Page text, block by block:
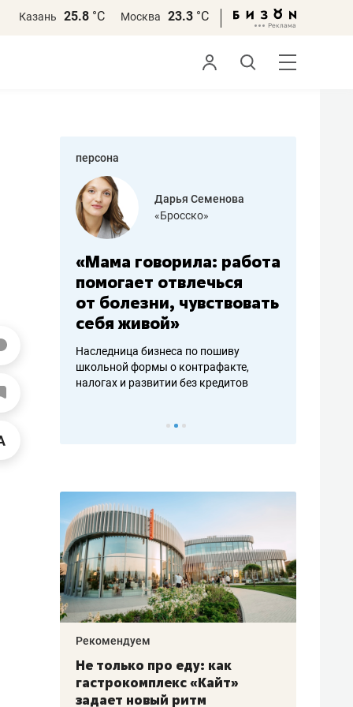
Казань 25.8 °С Москва 23.3 °С
персона
дотошных
мастеров
Дарья Семенова
«Бросско»
«Мама говорила: работа
помогает отвлечься
от болезни, чувствовать
себя живой»
Наследница бизнеса по пошиву
школьной формы о контрафакте,
налогах и развитии без кредитов
Рекомендуем
Не только про еду: как
гастрокомплекс «Кайт»
задает новый ритм